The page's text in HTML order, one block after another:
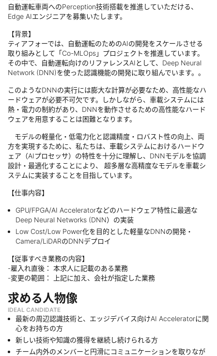
自動運転車両へのPerception技術搭載を推進していただける、
Edge AIエンジニアを募集いたします。
【背景】
ティアフォーでは、自動運転のためのAIの開発をスケールさせる
取り組みとして「Co-MLOps」プロジェクトを推進しています。
その中で、自動運転向けのリファレンスAIとして、Deep Neural
Network (DNN)を使った認識機能の開発に取り組んでいます。。
このようなDNNの実行には膨大な計算が必要なため、高性能なハ
ードウェアが必要不可欠です。しかしながら、車載システムには
熱・電力の制約があり、DNNを動作させるための高性能なハード
ウェアを用意することは困難となります。
モデルの軽量化・低電力化と認識精度・ロバスト性の向上、両
方を実現するために、私たちは、車載システムにおけるハードウ
ェア（AIプロセッサ）の特性を十分に理解し、DNNモデルを協調
設計・最適化することにより、 超多層な高精度なモデルを車載シ
ステムに実装することを目指しています。
【仕事内容】
GPU/FPGA/AI Acceleratorなどのハードウェア特性に最適な
Deep Neural Networks (DNN）の実装
Low Cost/Low Power化を目的とした軽量なDNNの開発・
Camera/LiDARのDNNデプロイ
【従事すべき業務の内容】
-雇入れ直後： 本求人に記載のある業務
-変更の範囲： 上記に加え、会社が指定した業務
求める人物像
IDEAL CANDIDATE
最新の周辺認識技術と、エッジデバイス向けAI Acceleratorに関
心をお持ちの方
新しい技術や知識の獲得を継続し続けられる方
チーム内外のメンバーと円滑にコミュニケーションを取りなが